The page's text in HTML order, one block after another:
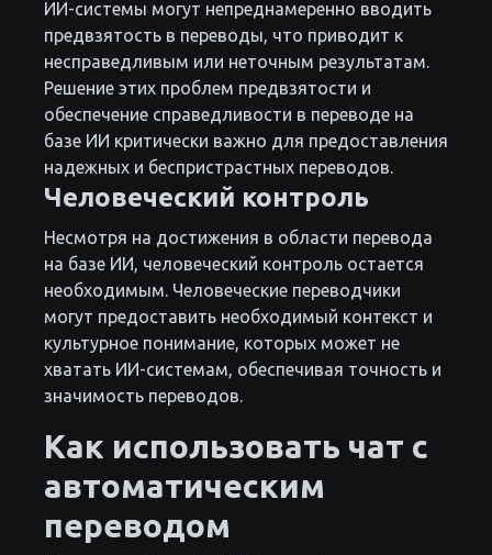
ИИ-системы могут непреднамеренно вводить
предвзятость в переводы, что приводит к
несправедливым или неточным результатам.
Решение этих проблем предвзятости и
обеспечение справедливости в переводе на
базе ИИ критически важно для предоставления
надежных и беспристрастных переводов.
Человеческий контроль
Несмотря на достижения в области перевода
на базе ИИ, человеческий контроль остается
необходимым. Человеческие переводчики
могут предоставить необходимый контекст и
культурное понимание, которых может не
хватать ИИ-системам, обеспечивая точность и
значимость переводов.
Как использовать чат с
автоматическим
переводом